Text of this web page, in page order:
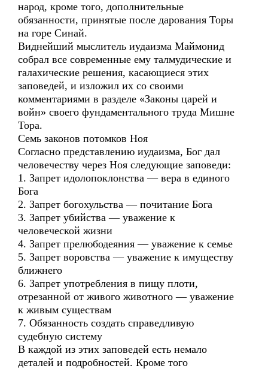
народ, кроме того, дополнительные
обязанности, принятые после дарования Торы
на горе Синай.
Виднейший мыслитель иудаизма Маймонид
собрал все современные ему талмудические и
галахические решения, касающиеся этих
заповедей, и изложил их со своими
комментариями в разделе «Законы царей и
войн» своего фундаментального труда Мишне
Тора.
Семь законов потомков Ноя
Согласно представлению иудаизма, Бог дал
человечеству через Ноя следующие заповеди:
1. Запрет идолопоклонства — вера в единого
Бога
2. Запрет богохульства — почитание Бога
3. Запрет убийства — уважение к
человеческой жизни
4. Запрет прелюбодеяния — уважение к семье
5. Запрет воровства — уважение к имуществу
ближнего
6. Запрет употребления в пищу плоти,
отрезанной от живого животного — уважение
к живым существам
7. Обязанность создать справедливую
судебную систему
В каждой из этих заповедей есть немало
деталей и подробностей. Кроме того